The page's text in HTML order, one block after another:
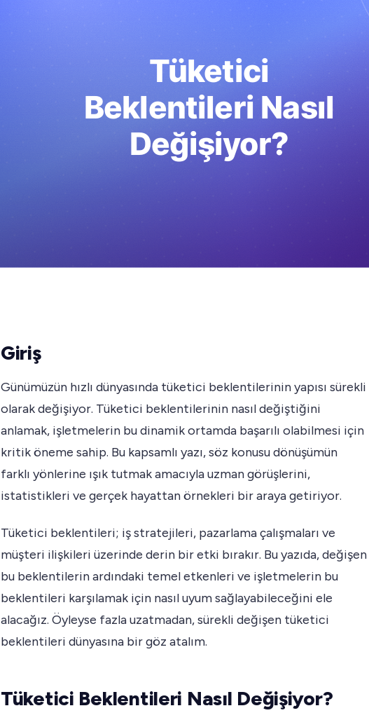
Giriş
Günümüzün hızlı dünyasında tüketici beklentilerinin yapısı sürekli
olarak değişiyor. Tüketici beklentilerinin nasıl değiştiğini
anlamak, işletmelerin bu dinamik ortamda başarılı olabilmesi için
kritik öneme sahip. Bu kapsamlı yazı, söz konusu dönüşümün
farklı yönlerine ışık tutmak amacıyla uzman görüşlerini,
istatistikleri ve gerçek hayattan örnekleri bir araya getiriyor.
Tüketici beklentileri; iş stratejileri, pazarlama çalışmaları ve
müşteri ilişkileri üzerinde derin bir etki bırakır. Bu yazıda, değişen
bu beklentilerin ardındaki temel etkenleri ve işletmelerin bu
beklentileri karşılamak için nasıl uyum sağlayabileceğini ele
alacağız. Öyleyse fazla uzatmadan, sürekli değişen tüketici
beklentileri dünyasına bir göz atalım.
Tüketici Beklentileri Nasıl Değişiyor?